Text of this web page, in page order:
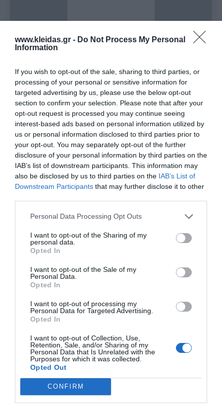
www.kleidas.gr - Do Not Process My Personal
Information
If you wish to opt-out of the sale, sharing to third parties, or
processing of your personal or sensitive information for
targeted advertising by us, please use the below opt-out
section to confirm your selection. Please note that after your
opt-out request is processed you may continue seeing
interest-based ads based on personal information utilized by
us or personal information disclosed to third parties prior to
your opt-out. You may separately opt-out of the further
disclosure of your personal information by third parties on the
IAB’s list of downstream participants. This information may
also be disclosed by us to third parties on the IAB’s List of
Downstream Participants that may further disclose it to other
Personal Data Processing Opt Outs
I want to opt-out of the Sharing of my
personal data.
Opted In
I want to opt-out of the Sale of my
Personal Data.
Opted In
I want to opt-out of processing my
Personal Data for Targeted Advertising.
Opted In
I want to opt-out of Collection, Use,
Retention, Sale, and/or Sharing of my
Personal Data that Is Unrelated with the
Purposes for which it was collected.
Opted Out
CONFIRM
ΗNathanείναι ένας διεθνής ηγέτης στον σχεδιασμό
εξοπλισμού. Η γκάμα της περιλαμβάνει από
εξειδικευμένο υλικό ψυχοκινητικής έως μικροέπιπλα
για συμβολικό παιχνίδι, όλα κατασκευασμένα για να
αντέχουν στη σκληρή χρήση σε σχολικά
περιβάλλοντα. Κάθε προϊόν συμμορφώνεται αυστηρά
με τα ευρωπαϊκά πρότυπα ασφαλείας και τις
περιβαλλοντικές προδιαγραφές (βιώσιμη υλοτομία,
βιοδιασπώμενα υλικά). Η επιλογή της Nathan για τον
εξοπλισμό νηπιαγωγείων και κέντρων δεξιοτήτων
εγγυάται αξιοπιστία, παιδαγωγική αρτιότητα και μια
ισχυρή "πράσινη" ταυτότητα που εκτιμάται από
σύγχρονους εκπαιδευτικούς οργανισμούς.
Σχετικά προϊόντα